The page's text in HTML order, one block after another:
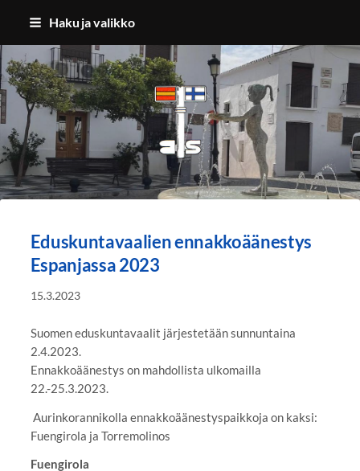
Siirry
sisältöön
Haku ja valikko
Benalmadenan Suomalaiset ry
Eduskuntavaalien ennakkoäänestys
Espanjassa 2023
15.3.2023
Suomen eduskuntavaalit järjestetään sunnuntaina
2.4.2023.
Ennakkoäänestys on mahdollista ulkomailla
22.-25.3.2023.
Aurinkorannikolla ennakkoäänestyspaikkoja on kaksi:
Fuengirola ja Torremolinos
Fuengirola